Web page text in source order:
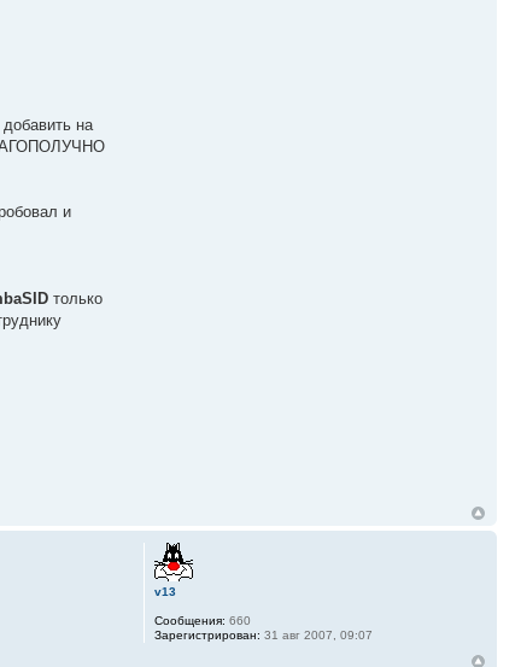
на
и
только
v13
Сообщения: 660
Зарегистрирован: 31 авг 2007, 09:07